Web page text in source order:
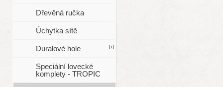
Dřevěná ručka
Úchytka sítě
Duralové hole
Speciální lovecké
komplety - TROPIC